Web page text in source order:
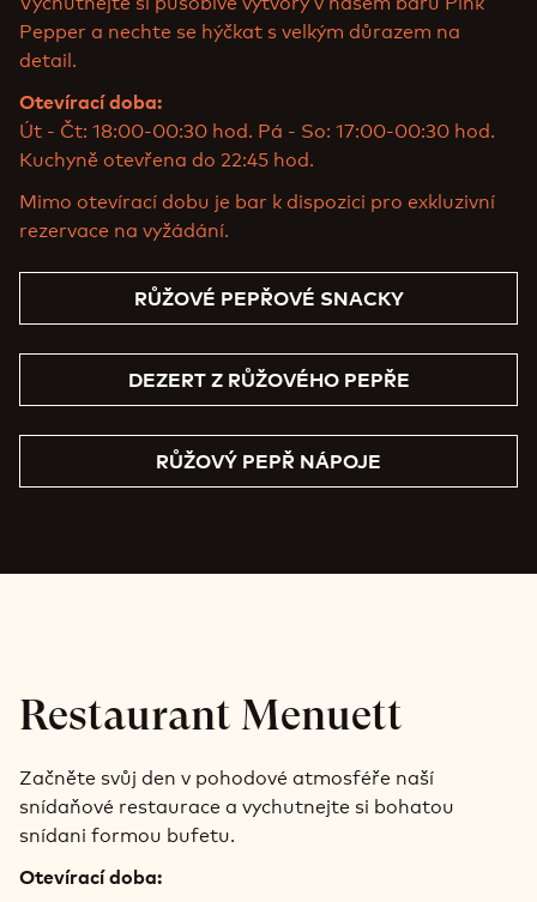
Pepper a nechte se hýčkat s velkým důrazem na
detail.
Otevírací doba:
Út - Čt: 18:00-00:30 hod. Pá - So: 17:00-00:30 hod.
Kuchyně otevřena do 22:45 hod.
Mimo otevírací dobu je bar k dispozici pro exkluzivní
rezervace na vyžádání.
RŮŽOVÉ PEPŘOVÉ SNACKY
DEZERT Z RŮŽOVÉHO PEPŘE
RŮŽOVÝ PEPŘ NÁPOJE
Restaurant Menuett
Začněte svůj den v pohodové atmosféře naší
snídaňové restaurace a vychutnejte si bohatou
snídani formou bufetu.
Otevírací doba: